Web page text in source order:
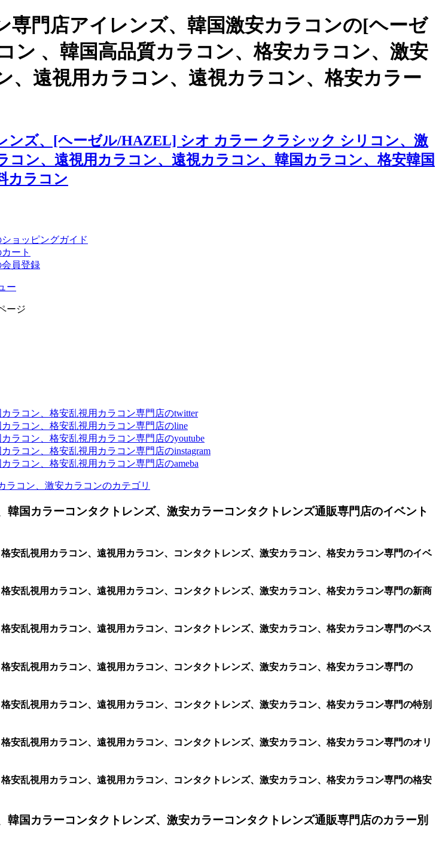
専門店アイレンズ、韓国激安カラコンの[ヘーゼ
、韓国高品質カラコン、格安カラコン、激安
、遠視用カラコン、遠視カラコン、格安カラー
ンズ、[ヘーゼル/HAZEL] シオ カラー クラシック シリコン、激
ン、遠視用カラコン、遠視カラコン、韓国カラコン、格安韓国
カラコン
ョッピングガイド
ート
員登録
ー
ージ
ラコン、格安乱視用カラコン専門店のtwitter
ラコン、格安乱視用カラコン専門店のline
ラコン、格安乱視用カラコン専門店のyoutube
ラコン、格安乱視用カラコン専門店のinstagram
ラコン、格安乱視用カラコン専門店のameba
コン、激安カラコンのカテゴリ
国カラーコンタクトレンズ、激安カラーコンタクトレンズ通販専門店のイベント
安乱視用カラコン、遠視用カラコン、コンタクトレンズ、激安カラコン、格安カラコン専門のイベ
安乱視用カラコン、遠視用カラコン、コンタクトレンズ、激安カラコン、格安カラコン専門の新商
乱視用カラコン、遠視用カラコン、コンタクトレンズ、激安カラコン、格安カラコン専門のベス
安乱視用カラコン、遠視用カラコン、コンタクトレンズ、激安カラコン、格安カラコン専門の
乱視用カラコン、遠視用カラコン、コンタクトレンズ、激安カラコン、格安カラコン専門の特別
乱視用カラコン、遠視用カラコン、コンタクトレンズ、激安カラコン、格安カラコン専門のオリ
安乱視用カラコン、遠視用カラコン、コンタクトレンズ、激安カラコン、格安カラコン専門の格安
国カラーコンタクトレンズ、激安カラーコンタクトレンズ通販専門店のカラー別